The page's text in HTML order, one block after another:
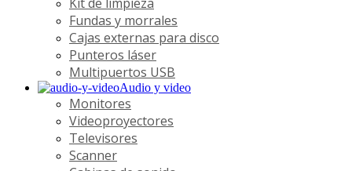
Fundas y morrales
Cajas externas para disco
Punteros láser
Multipuertos USB
Audio y video
Monitores
Videoproyectores
Televisores
Scanner